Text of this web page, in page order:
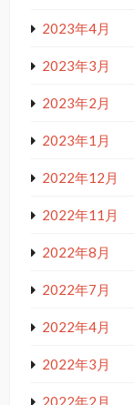
2023年4月
2023年3月
2023年2月
2023年1月
2022年12月
2022年11月
2022年8月
2022年7月
2022年4月
2022年3月
2022年2月